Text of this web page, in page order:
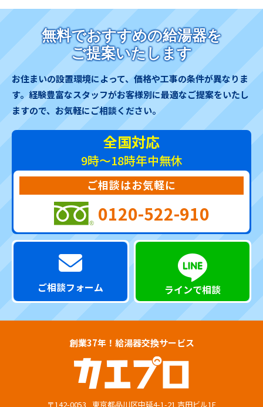
無料でおすすめの給湯器を
ご提案いたします
お住まいの設置環境によって、価格や工事の条件が異なりま
す。 経験豊富なスタッフがお客様別に最適なご提案をいたし
ますので、お気軽にご相談ください。
全国対応
9時～18時年中無休
ご相談はお気軽に
0120-522-910
ご相談フォーム ラインで相談
創業37年！給湯器交換サービス
〒142-0053 東京都品川区中延4-1-21 吉田ビル1F